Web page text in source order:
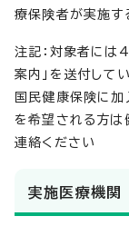
療保険者が実施す
注記：対象者には
案内」を送付して
国民健康保険に加
を希望される方
連絡ください
実施医療機関